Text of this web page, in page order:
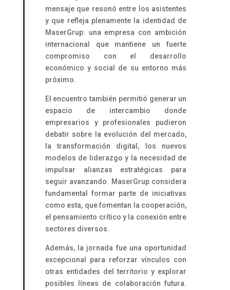
mensaje que resonó entre los asistentes
y que refleja plenamente la identidad de
MaserGrup: una empresa con ambición
internacional que mantiene un fuerte
compromiso con el desarrollo
económico y social de su entorno más
próximo.
El encuentro también permitió generar un
espacio de intercambio donde
empresarios y profesionales pudieron
debatir sobre la evolución del mercado,
la transformación digital, los nuevos
modelos de liderazgo y la necesidad de
impulsar alianzas estratégicas para
seguir avanzando. MaserGrup considera
fundamental formar parte de iniciativas
como esta, que fomentan la cooperación,
el pensamiento crítico y la conexión entre
sectores diversos.
Además, la jornada fue una oportunidad
excepcional para reforzar vínculos con
otras entidades del territorio y explorar
posibles líneas de colaboración futura.